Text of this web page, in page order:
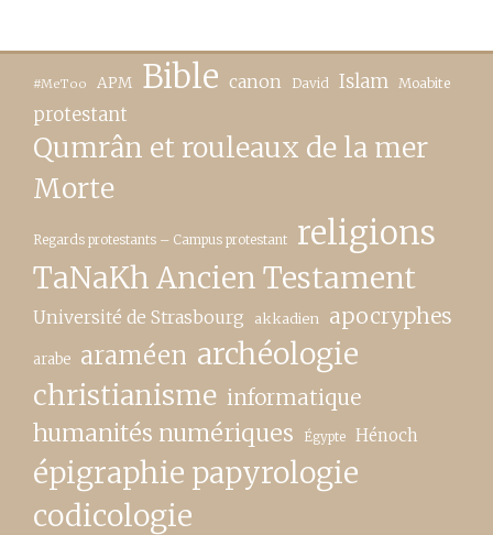
#MeToo APM Bible canon David Islam Moabite
protestant
Qumrân et rouleaux de la mer
Morte
Regards protestants – Campus protestant religions
TaNaKh Ancien Testament
Université de Strasbourg akkadien apocryphes
arabe araméen archéologie
christianisme informatique
humanités numériques Égypte Hénoch
épigraphie papyrologie
codicologie